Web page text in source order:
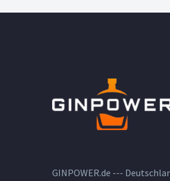
GINPOWER.de ---